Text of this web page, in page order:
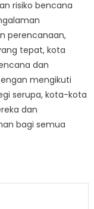
risiko bencana
perencanaan,
tepat, kota
dan
mengikuti
serupa, kota-kota
dan
bagi semua